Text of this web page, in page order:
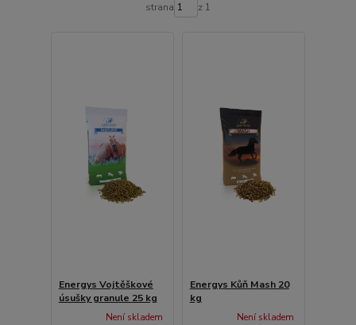
strana z 1
Energys Vojtěškové
úsušky granule 25 kg
Není skladem
Energys Kůň Mash 20
kg
Není skladem